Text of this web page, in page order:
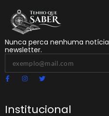
Nunca perca nenhuma
newsletter.
Institucional